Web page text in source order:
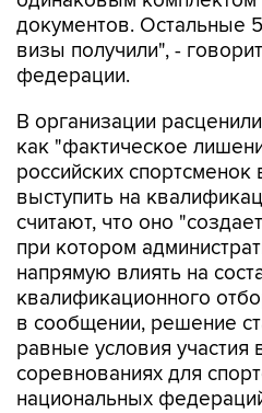
документов. Остальные
визы получили", -
федерации.
В организации
как "фактическое
российских
выступить на
считают, что оно
при котором
напрямую влиять на
квалификационного
в сообщении, решение
равные условия
соревнованиях для
национальных